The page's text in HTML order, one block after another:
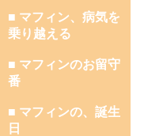
■ マフィン、病気を
乗り越える
■ マフィンのお留守
番
■ マフィンの、誕生
日